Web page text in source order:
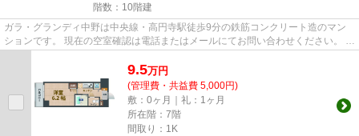
階数：10階建
ガラ・グランディ中野は中央線・高円寺駅徒歩9分の鉄筋コンクリート造のマン
ションです。 現在の空室確認は電話またはメールにてお問い合わせください。 退
9.5万円
(管理費・共益費 5,000円)
敷：0ヶ月｜礼：1ヶ月
所在階：7階
間取り：1K